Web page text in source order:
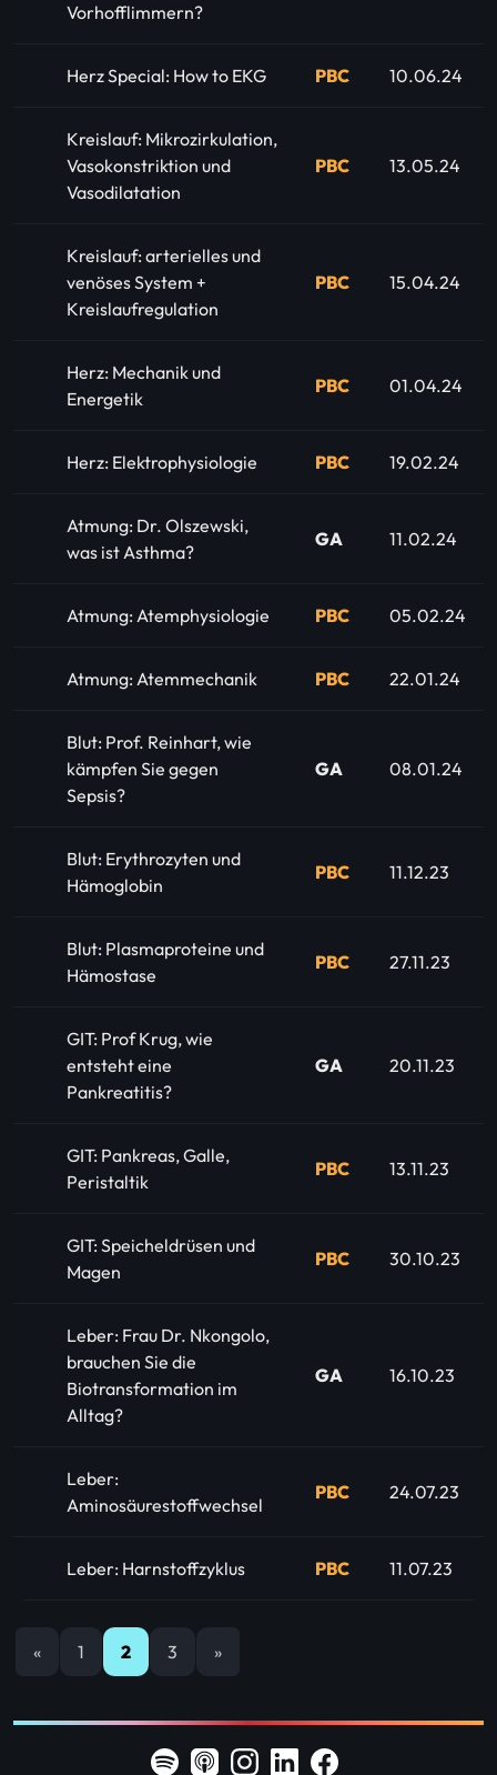
Vorhofflimmern?
Herz Special: How to EKG PBC 10.06.24
Kreislauf: Mikrozirkulation,
Vasokonstriktion und
Vasodilatation
PBC 13.05.24
Kreislauf: arterielles und
venöses System +
Kreislaufregulation
PBC 15.04.24
Herz: Mechanik und
Energetik
PBC 01.04.24
Herz: Elektrophysiologie PBC 19.02.24
Atmung: Dr. Olszewski,
was ist Asthma?
GA 11.02.24
Atmung: Atemphysiologie PBC 05.02.24
Atmung: Atemmechanik PBC 22.01.24
Blut: Prof. Reinhart, wie
kämpfen Sie gegen
Sepsis?
GA 08.01.24
Blut: Erythrozyten und
Hämoglobin
PBC 11.12.23
Blut: Plasmaproteine und
Hämostase
PBC 27.11.23
GIT: Prof Krug, wie
entsteht eine
Pankreatitis?
GA 20.11.23
GIT: Pankreas, Galle,
Peristaltik
PBC 13.11.23
GIT: Speicheldrüsen und
Magen
PBC 30.10.23
Leber: Frau Dr. Nkongolo,
brauchen Sie die
Biotransformation im
Alltag?
GA 16.10.23
Leber:
Aminosäurestoffwechsel
PBC 24.07.23
Leber: Harnstoffzyklus PBC 11.07.23
« 1 2 3 »